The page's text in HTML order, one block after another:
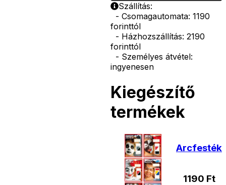
Szállítás:
- Csomagautomata: 1190
forinttól
- Házhozszállítás: 2190
forinttól
- Személyes átvétel:
ingyenesen
Kiegészítő
termékek
Arcfesték
1190 Ft